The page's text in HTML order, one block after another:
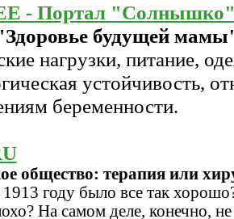
- Портал
будущей
нагрузки, питание,
устойчивость,
беременности.
общество: терапия или
году было все так
На самом деле, конечно,